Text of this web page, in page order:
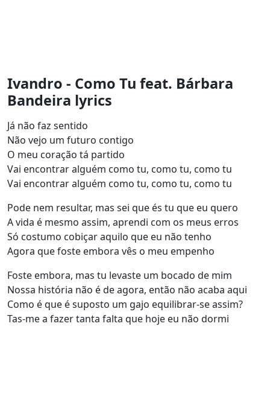
Ivandro - Como Tu feat. Bárbara
Bandeira lyrics
Já não faz sentido
Não vejo um futuro contigo
O meu coração tá partido
Vai encontrar alguém como tu, como tu, como tu
Vai encontrar alguém como tu, como tu, como tu
Pode nem resultar, mas sei que és tu que eu quero
A vida é mesmo assim, aprendi com os meus erros
Só costumo cobiçar aquilo que eu não tenho
Agora que foste embora vês o meu empenho
Foste embora, mas tu levaste um bocado de mim
Nossa história não é de agora, então não acaba aqui
Como é que é suposto um gajo equilibrar-se assim?
Tas-me a fazer tanta falta que hoje eu não dormi